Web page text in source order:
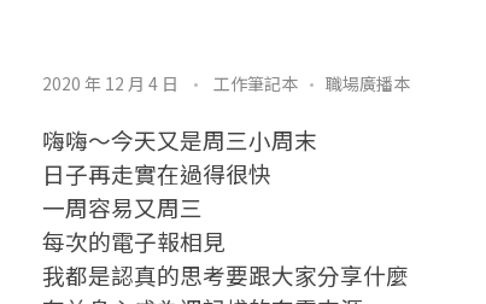
電
子
報
0
3
2020 年 12 月 4 日 工作筆記本 職場廣播本
嗨嗨〜今天又是周三小周末
日子再走實在過得很快
一周容易又周三
每次的電子報相見
我都是認真的思考要跟大家分享什麼